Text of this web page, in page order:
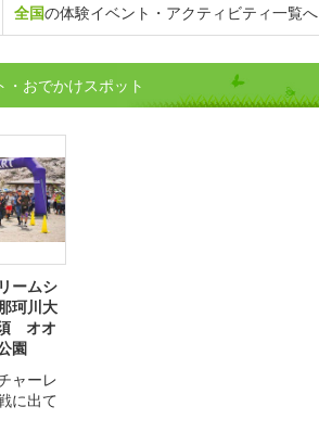
全国の体験イベント・アクティビティ一覧へ
おでかけスポット
ームシ
珂川大
オオ
園
ャーレ
に出て